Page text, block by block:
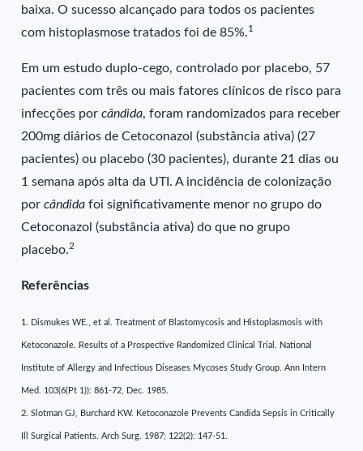
baixa. O sucesso alcançado para todos os pacientes
com histoplasmose tratados foi de 85%.1
Em um estudo duplo-cego, controlado por placebo, 57
pacientes com três ou mais fatores clínicos de risco para
infecções porcândida, foram randomizados para receber
200mg diários de Cetoconazol (substância ativa) (27
pacientes) ou placebo (30 pacientes), durante 21 dias ou
1 semana após alta da UTI. A incidência de colonização
porcândidafoi significativamente menor no grupo do
Cetoconazol (substância ativa) do que no grupo
placebo.2
Referências
1. Dismukes WE., et al. Treatment of Blastomycosis and Histoplasmosis with
Ketoconazole. Results of a Prospective Randomized Clinical Trial. National
Institute of Allergy and Infectious Diseases Mycoses Study Group. Ann Intern
Med. 103(6(Pt 1)): 861-72, Dec. 1985.
2. Slotman GJ, Burchard KW. Ketoconazole Prevents Candida Sepsis in Critically
Ill Surgical Patients. Arch Surg. 1987; 122(2): 147-51.